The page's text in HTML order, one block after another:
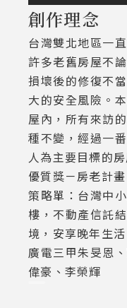
創作理念
台灣雙北地區一
許多老舊房屋不
損壞後的修復不
大的安全風險。
屋內，所有來訪
種不變，經過一
人為主要目標的
優質獎－房老計畫
策略單：台灣中
樓，不動產信託
境，安享晚年生活
廣電三甲朱旻恩
偉豪、李榮輝